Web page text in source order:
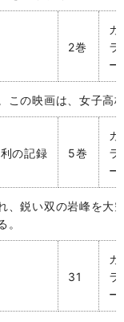
2巻
カ
ラ
ー
この映画は、女子高
の記録 5巻
カ
ラ
ー
、鋭い双の岩峰を大
。
31
カ
ラ
ー